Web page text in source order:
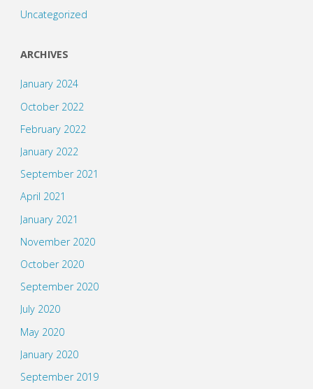
Uncategorized
ARCHIVES
January 2024
October 2022
February 2022
January 2022
September 2021
April 2021
January 2021
November 2020
October 2020
September 2020
July 2020
May 2020
January 2020
September 2019